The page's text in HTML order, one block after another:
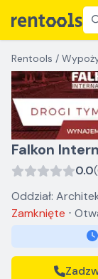
Rentools /
Falkon
0.0
Oddział:
Zamknięte ⋅